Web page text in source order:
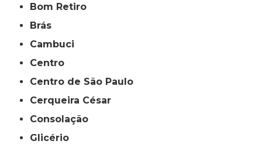
Bom Retiro
Brás
Cambuci
Centro
Centro de São Paulo
Cerqueira César
Consolação
Glicério